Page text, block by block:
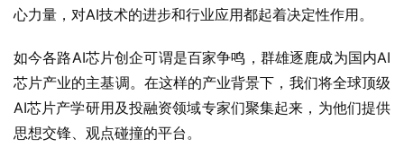
心力量，对AI技术的进步和行业应用都起着决定性作用。
如今各路AI芯片创企可谓是百家争鸣，群雄逐鹿成为国内AI
芯片产业的主基调。在这样的产业背景下，我们将全球顶级
AI芯片产学研用及投融资领域专家们聚集起来，为他们提供
思想交锋、观点碰撞的平台。